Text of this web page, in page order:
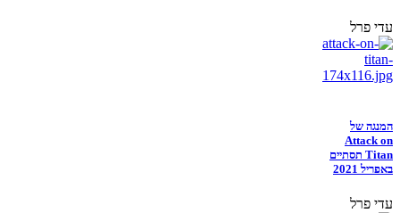
עדי פרל
המנגה של
Attack on
Titan תסתיים
באפריל 2021
עדי פרל